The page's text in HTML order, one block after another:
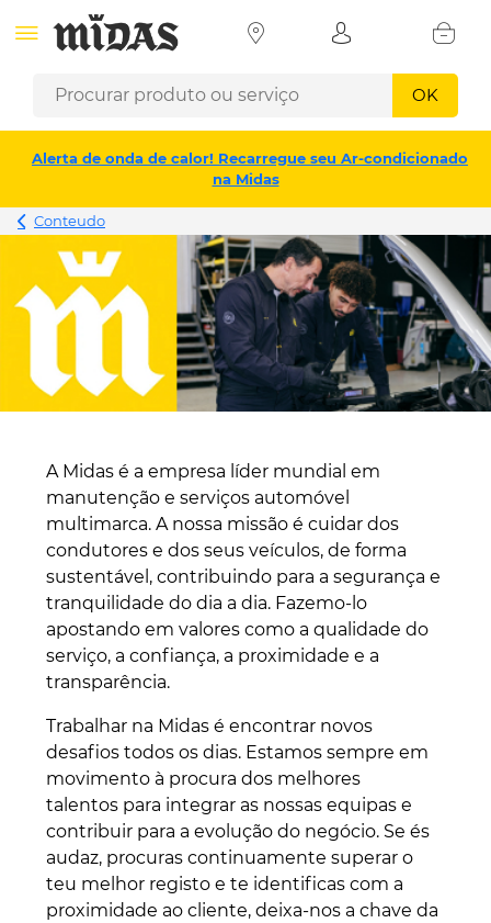
OK
Alerta de onda de calor! Recarregue seu Ar-condicionado
na Midas
Conteudo
A Midas é a empresa líder mundial em
manutenção e serviços automóvel
multimarca. A nossa missão é cuidar dos
condutores e dos seus veículos, de forma
sustentável, contribuindo para a segurança e
tranquilidade do dia a dia. Fazemo-lo
apostando em valores como a qualidade do
serviço, a confiança, a proximidade e a
transparência. ​
Trabalhar na Midas é encontrar novos
desafios todos os dias. Estamos sempre em
movimento à procura dos melhores
talentos para integrar as nossas equipas e
contribuir para a evolução do negócio. Se és
audaz, procuras continuamente superar o
teu melhor registo e te identificas com a
proximidade ao cliente, deixa-nos a chave da